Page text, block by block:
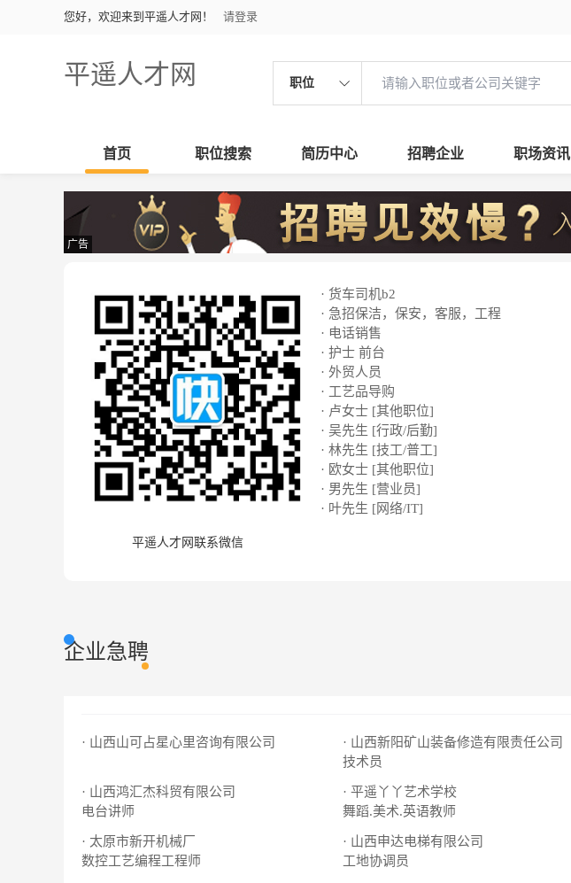
您好，欢迎来到平遥人才网！ 请登录
平遥人才网 职位
首页 职位搜索 简历中心 招聘企业 职场资讯
广告
平遥人才网联系微信
· 货车司机b2
· 急招保洁，保安，客服，工程
· 电话销售
· 护士 前台
· 外贸人员
· 工艺品导购
· 卢女士 [其他职位]
· 吴先生 [行政/后勤]
· 林先生 [技工/普工]
· 欧女士 [其他职位]
· 男先生 [营业员]
· 叶先生 [网络/IT]
企业急聘
· 山西山可占星心里咨询有限公司
· 山西新阳矿山装备修造有限责任公司
技术员
· 山西鸿汇杰科贸有限公司
电台讲师
· 平遥丫丫艺术学校
舞蹈.美术.英语教师
· 太原市新开机械厂
数控工艺编程工程师
· 山西申达电梯有限公司
工地协调员